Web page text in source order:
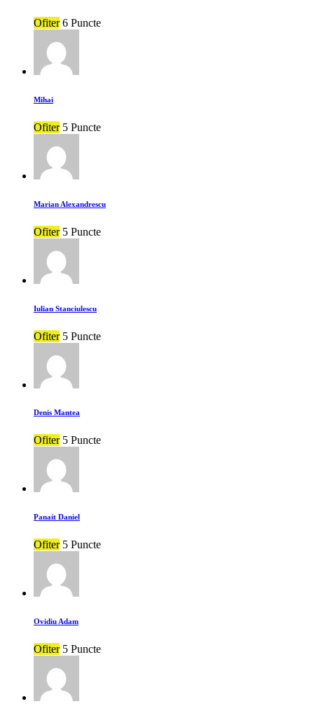
Ofiter 6 Puncte
Mihai
Ofiter 5 Puncte
Marian Alexandrescu
Ofiter 5 Puncte
Iulian Stanciulescu
Ofiter 5 Puncte
Denis Mantea
Ofiter 5 Puncte
Panait Daniel
Ofiter 5 Puncte
Ovidiu Adam
Ofiter 5 Puncte